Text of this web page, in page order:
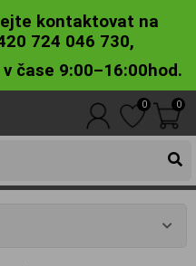
kontaktovat na
724 046 730,
čase 9:00–16:00hod.
0 0